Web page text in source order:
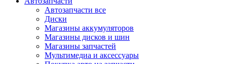
Автозапчасти все
Диски
Магазины аккумуляторов
Магазины дисков и шин
Магазины запчастей
Мультимедиа и аксессуары